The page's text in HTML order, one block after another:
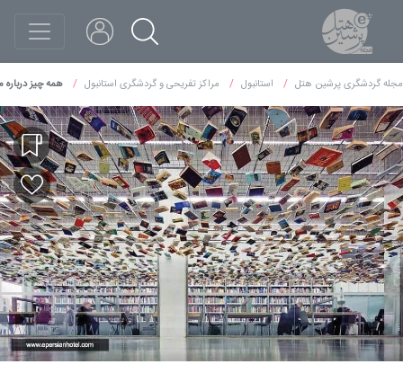
مجله گردشگری پرشین هتل استانبول مراکز تفریحی و گردشگری استانبول همه چیز